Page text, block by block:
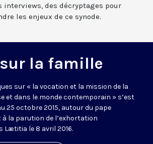
interviews, des décryptages pour
les enjeux de ce synode.
la famille
sur « la vocation et la mission de la
et dans le monde contemporain » s’est
25 octobre 2015, autour du pape
la parution de l’exhortation
Lætitia le 8 avril 2016.